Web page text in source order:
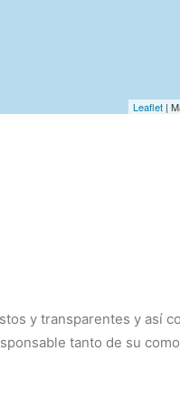
Leaflet |
y transparentes y así
tanto de su